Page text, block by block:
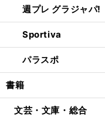
週プレ グラジャパ!
Sportiva
パラスポ
書籍
文芸・文庫・総合